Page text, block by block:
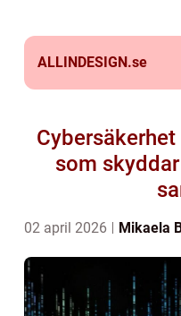
ALLINDESIGN.se
som
02 april 2026 Mikaela